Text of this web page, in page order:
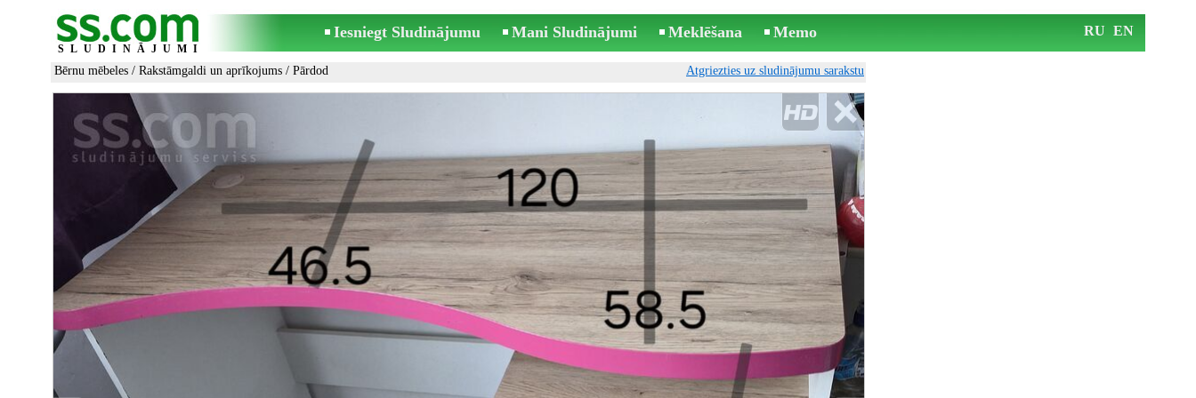
SLUDINĀJUMI
Iesniegt Sludinājumu Mani Sludinājumi Meklēšana Memo RU EN
Bērnu mēbeles / Rakstāmgaldi un aprīkojums / Pārdod Atgriezties uz sludinājumu sarakstu